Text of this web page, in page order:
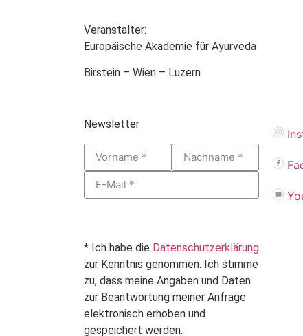
Veranstalter:
Europäische Akademie für Ayurveda
Birstein – Wien – Luzern
Newsletter
* Ich habe die Datenschutzerklärung
zur Kenntnis genommen. Ich stimme
zu, dass meine Angaben und Daten
zur Beantwortung meiner Anfrage
elektronisch erhoben und
gespeichert werden.